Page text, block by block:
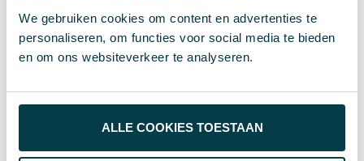
We gebruiken cookies om content en advertenties te
personaliseren, om functies voor social media te bieden
en om ons websiteverkeer te analyseren.
ALLE COOKIES TOESTAAN
Wat anderen bekijken